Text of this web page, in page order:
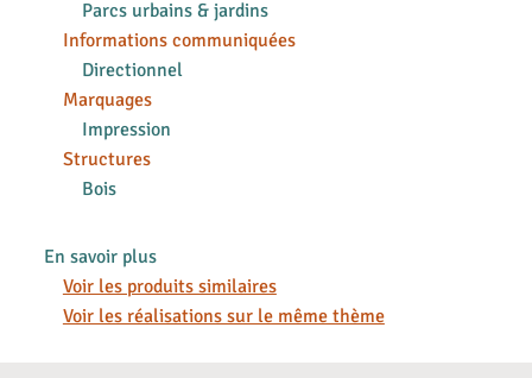
Parcs urbains & jardins
Informations communiquées
Directionnel
Marquages
Impression
Structures
Bois
En savoir plus
Voir les produits similaires
Voir les réalisations sur le même thème